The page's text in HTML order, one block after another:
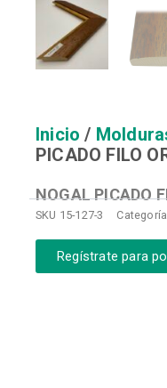
Inicio /
PICADO FILO
NOGAL PICADO
SKU 15-127-3
Regístrate para